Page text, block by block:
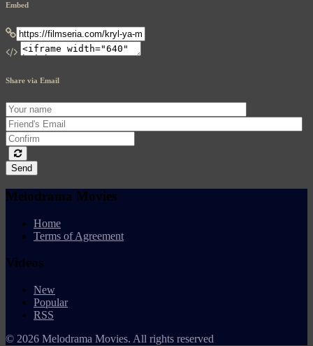
Embed
Share via Email
Send
Melodrama Movies
Home
Terms of Agreement
Videos
New
Popular
RSS
© 2026 Melodrama Movies. All rights reserved